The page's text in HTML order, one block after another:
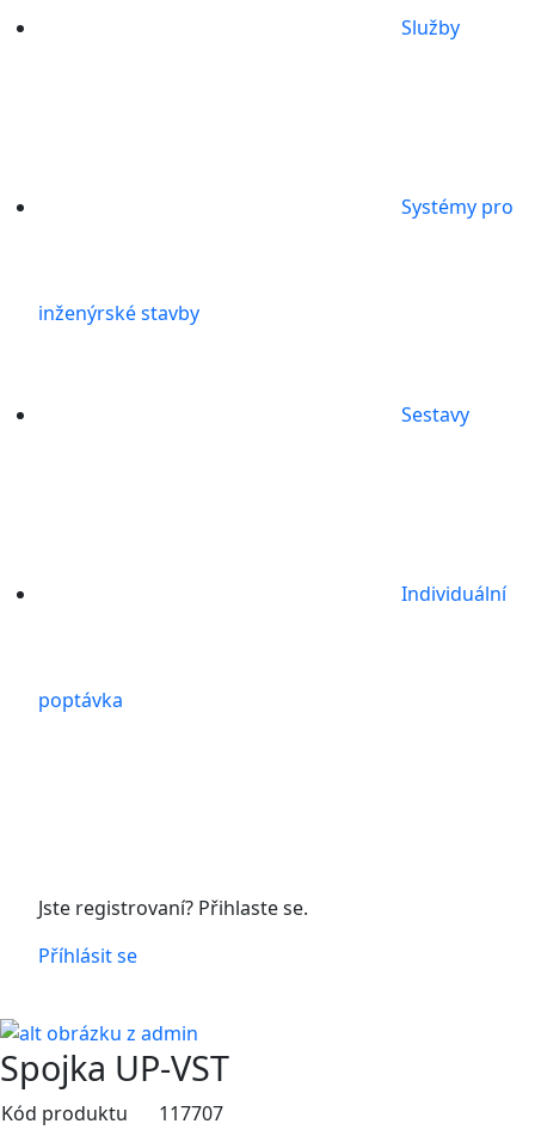
Služby
Systémy pro
inženýrské stavby
Sestavy
Individuální
poptávka
Jste registrovaní? Přihlaste se.
Příhlásit se
Spojka UP-VST
Kód produktu
117707